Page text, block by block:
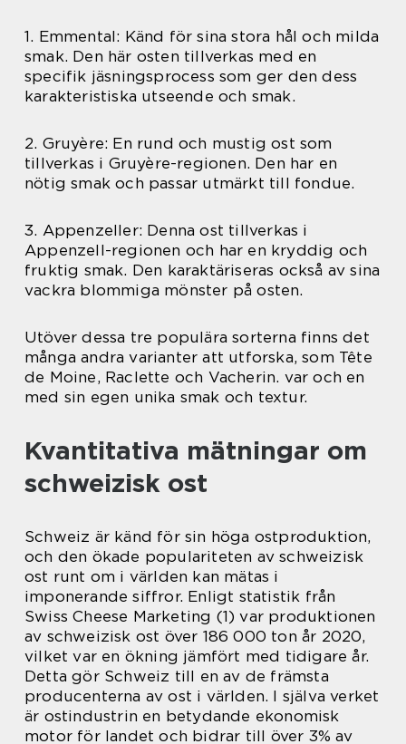
1. Emmental: Känd för sina stora hål och milda
smak. Den här osten tillverkas med en
specifik jäsningsprocess som ger den dess
karakteristiska utseende och smak.
2. Gruyère: En rund och mustig ost som
tillverkas i Gruyère-regionen. Den har en
nötig smak och passar utmärkt till fondue.
3. Appenzeller: Denna ost tillverkas i
Appenzell-regionen och har en kryddig och
fruktig smak. Den karaktäriseras också av sina
vackra blommiga mönster på osten.
Utöver dessa tre populära sorterna finns det
många andra varianter att utforska, som Tête
de Moine, Raclette och Vacherin. var och en
med sin egen unika smak och textur.
Kvantitativa mätningar om
schweizisk ost
Schweiz är känd för sin höga ostproduktion,
och den ökade populariteten av schweizisk
ost runt om i världen kan mätas i
imponerande siffror. Enligt statistik från
Swiss Cheese Marketing (1) var produktionen
av schweizisk ost över 186 000 ton år 2020,
vilket var en ökning jämfört med tidigare år.
Detta gör Schweiz till en av de främsta
producenterna av ost i världen. I själva verket
är ostindustrin en betydande ekonomisk
motor för landet och bidrar till över 3% av